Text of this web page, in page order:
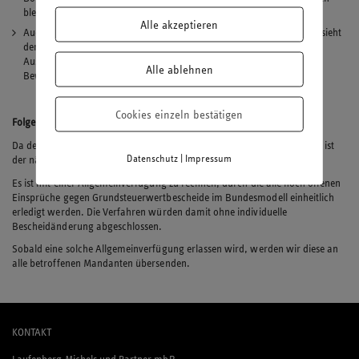
bleiben bestehen.
Auch wenn diese Werte im Einzelfall nicht immer exakt sein können, sieht
der BFH darin keinen Verstoß gegen den Gleichheitsgrundsatz.
Ausschlaggebend ist das Ziel eines einfachen und automatisierten
Bewertungsverfahrens für Millionen Grundstücke.
Folgen für laufende Einspruchsverfahren
Da der BFH die Verfassungsmäßigkeit des Bundesmodells bestätigt hat, ist
der nächste Schritt der Finanzverwaltung absehbar:
Es ist mit einer Allgemeinverfügung zu rechnen, durch die alle noch offenen
Einsprüche gegen Grundsteuerwertbescheide im Bundesmodell einheitlich
erledigt werden. Die Verfahren würden damit ohne individuelle
Bescheidänderung abgeschlossen.
Sobald eine solche Allgemeinverfügung erlassen wird, werden wir diese an
alle betroffenen Mandanten übersenden.
KONTAKT
Alle akzeptieren
Alle ablehnen
Cookies einzeln bestätigen
Datenschutz| Impressum